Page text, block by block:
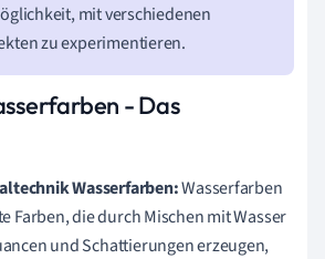
mit verschiedenen
zu experimentieren.
- Das
Wasserfarben:Wasserfarben
Farben, die durch Mischen mit Wasser
und Schattierungen erzeugen,